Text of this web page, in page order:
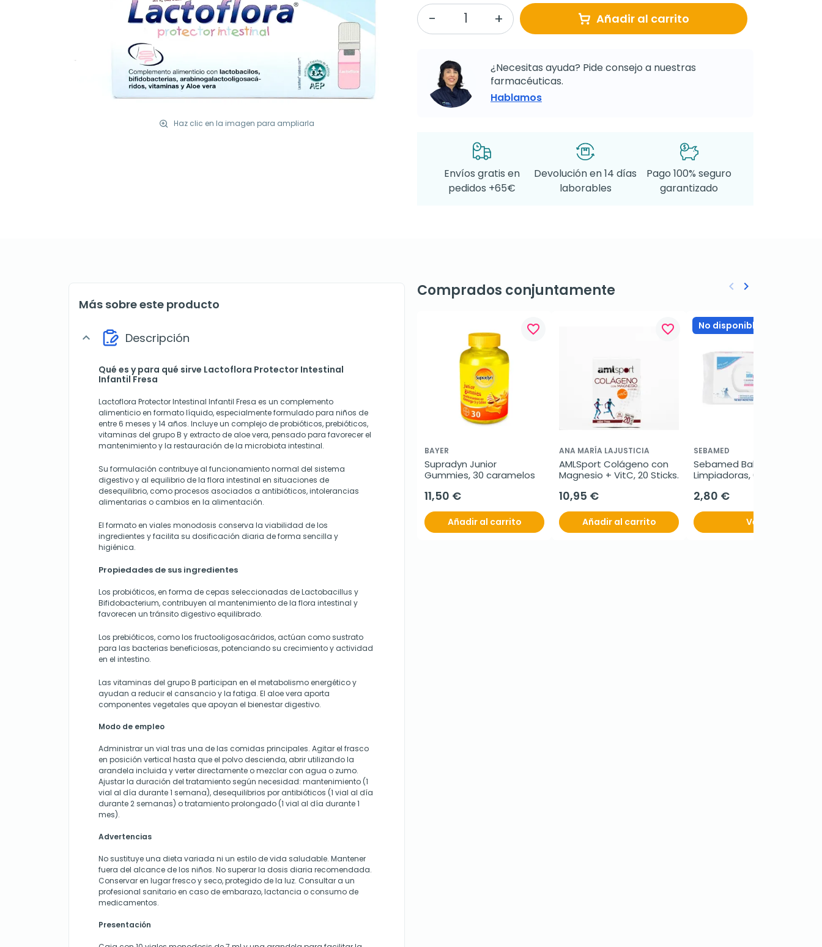
Haz clic en la imagen para ampliarla
Añadir al carrito
¿Necesitas ayuda? Pide consejo a nuestras
farmacéuticas.
Hablamos
Envíos gratis en
pedidos +65€
Devolución en 14 días
laborables
Pago 100% seguro
garantizado
Más sobre este producto
expand_more Descripción
Qué es y para qué sirve Lactoflora Protector Intestinal
Infantil Fresa
Lactoflora Protector Intestinal Infantil Fresa es un complemento
alimenticio en formato líquido, especialmente formulado para niños de
entre 6 meses y 14 años. Incluye un complejo de probióticos, prebióticos,
vitaminas del grupo B y extracto de aloe vera, pensado para favorecer el
mantenimiento y la restauración de la microbiota intestinal.
Su formulación contribuye al funcionamiento normal del sistema
digestivo y al equilibrio de la flora intestinal en situaciones de
desequilibrio, como procesos asociados a antibióticos, intolerancias
alimentarias o cambios en la alimentación.
El formato en viales monodosis conserva la viabilidad de los
ingredientes y facilita su dosificación diaria de forma sencilla y
higiénica.
Propiedades de sus ingredientes
Los probióticos, en forma de cepas seleccionadas de Lactobacillus y
Bifidobacterium, contribuyen al mantenimiento de la flora intestinal y
favorecen un tránsito digestivo equilibrado.
Los prebióticos, como los fructooligosacáridos, actúan como sustrato
para las bacterias beneficiosas, potenciando su crecimiento y actividad
en el intestino.
Las vitaminas del grupo B participan en el metabolismo energético y
ayudan a reducir el cansancio y la fatiga. El aloe vera aporta
componentes vegetales que apoyan el bienestar digestivo.
Modo de empleo
Administrar un vial tras una de las comidas principales. Agitar el frasco
en posición vertical hasta que el polvo descienda, abrir utilizando la
arandela incluida y verter directamente o mezclar con agua o zumo.
Ajustar la duración del tratamiento según necesidad: mantenimiento (1
vial al día durante 1 semana), desequilibrios por antibióticos (1 vial al día
durante 2 semanas) o tratamiento prolongado (1 vial al día durante 1
mes).
Advertencias
No sustituye una dieta variada ni un estilo de vida saludable. Mantener
fuera del alcance de los niños. No superar la dosis diaria recomendada.
Conservar en lugar fresco y seco, protegido de la luz. Consultar a un
profesional sanitario en caso de embarazo, lactancia o consumo de
medicamentos.
Presentación
Comprados conjuntamente
favorite_border
BAYER
Supradyn Junior
Gummies, 30 caramelos
11,50 €
Añadir al carrito
favorite_border
ANA MARÍA LAJUSTICIA
AMLSport Colágeno con
Magnesio + VitC, 20 Sticks.
10,95 €
Añadir al carrito
No disponible
SEBAMED
Sebamed Baby Toallitas
Limpiadoras, 60 Uds.
2,80 €
Ver
Anterior
keyboard_arrow_left Siguiente
keyboard_arrow_right